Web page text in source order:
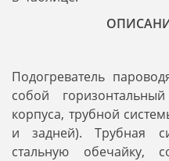
Подогреватель
собой
корпуса, трубной
и задней). Трубная
стальную обечайку,